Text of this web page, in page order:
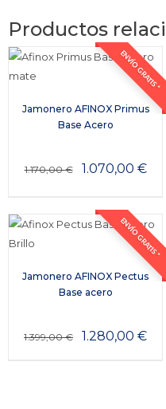
Productos
ENVÍO GRATIS *
Jamonero AFINOX Primus
Base Acero
1.170,00€ 1.070,00 €
ENVÍO GRATIS *
Jamonero AFINOX Pectus
Base acero
1.399,00€ 1.280,00€